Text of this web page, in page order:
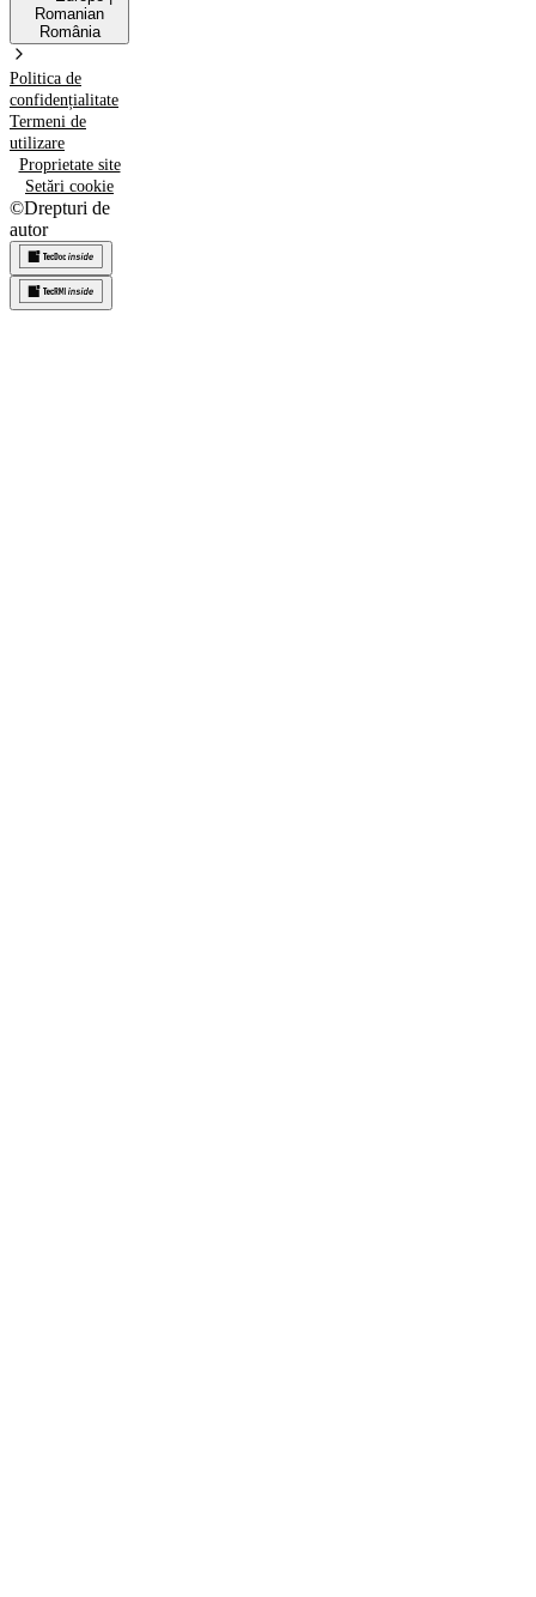
Romanian
România
Politica de
confidențialitate
Termeni de
utilizare
Proprietate site
Setări cookie
©Drepturi de
autor